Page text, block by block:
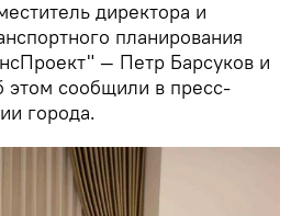
директора и
планирования
— Петр Барсуков и
этом сообщили в пресс-
города.